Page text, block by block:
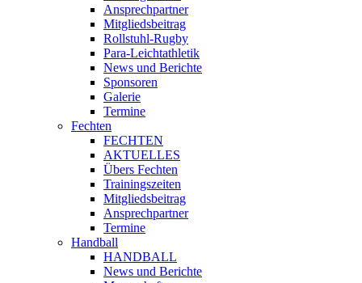
Ansprechpartner
Mitgliedsbeitrag
Rollstuhl-Rugby
Para-Leichtathletik
News und Berichte
Sponsoren
Galerie
Termine
Fechten
FECHTEN
AKTUELLES
Übers Fechten
Trainingszeiten
Mitgliedsbeitrag
Ansprechpartner
Termine
Handball
HANDBALL
News und Berichte